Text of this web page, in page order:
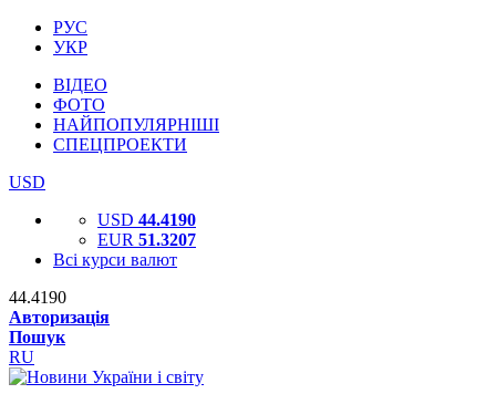
РУС
УКР
ВІДЕО
ФОТО
НАЙПОПУЛЯРНІШІ
СПЕЦПРОЕКТИ
USD
USD 44.4190
EUR 51.3207
Всі курси валют
44.4190
Авторизація
Пошук
RU